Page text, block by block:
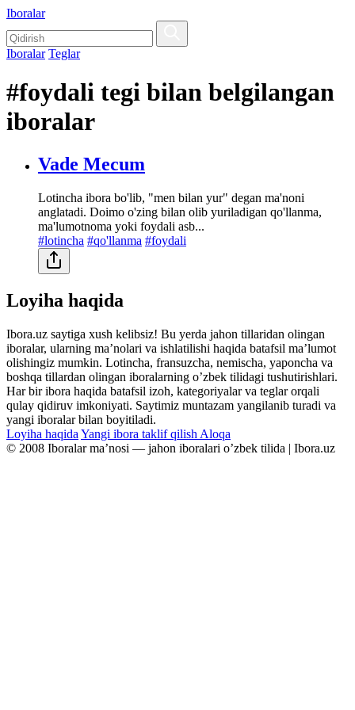
Iboralar
Iboralar Teglar
#foydali tegi bilan belgilangan
iboralar
Vade Mecum
Lotincha ibora bo'lib, "men bilan yur" degan ma'noni
anglatadi. Doimo o'zing bilan olib yuriladigan qo'llanma,
ma'lumotnoma yoki foydali asb...
#lotincha #qo'llanma #foydali
Loyiha haqida
Ibora.uz saytiga xush kelibsiz! Bu yerda jahon tillaridan olingan
iboralar, ularning maʼnolari va ishlatilishi haqida batafsil maʼlumot
olishingiz mumkin. Lotincha, fransuzcha, nemischa, yaponcha va
boshqa tillardan olingan iboralarning oʼzbek tilidagi tushutirishlari.
Har bir ibora haqida batafsil izoh, kategoriyalar va teglar orqali
qulay qidiruv imkoniyati. Saytimiz muntazam yangilanib turadi va
yangi iboralar bilan boyitiladi.
Loyiha haqida Yangi ibora taklif qilish Aloqa
© 2008 Iboralar maʼnosi — jahon iboralari oʼzbek tilida | Ibora.uz